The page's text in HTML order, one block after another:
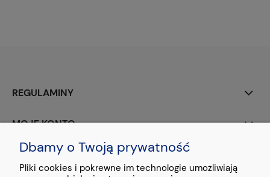
REGULAMINY
MOJE KONTO
PŁATNOŚCI I DOSTAWA
Dbamy o Twoją prywatność
Pliki cookies i pokrewne im technologie umożliwiają